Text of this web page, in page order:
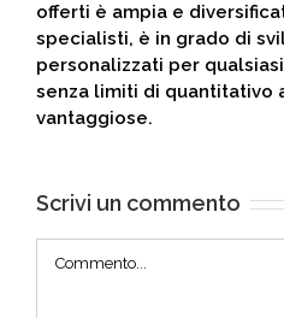
offerti è ampia e
specialisti, è in grado di
personalizzati per
senza limiti di quantitativo
vantaggiose.
Scrivi un commento